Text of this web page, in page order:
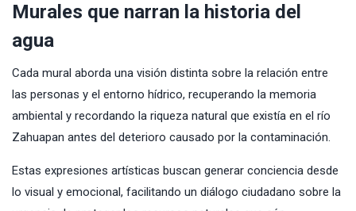
Murales que narran la historia del
agua
Cada mural aborda una visión distinta sobre la relación entre
las personas y el entorno hídrico, recuperando la memoria
ambiental y recordando la riqueza natural que existía en el río
Zahuapan antes del deterioro causado por la contaminación.
Estas expresiones artísticas buscan generar conciencia desde
lo visual y emocional, facilitando un diálogo ciudadano sobre la